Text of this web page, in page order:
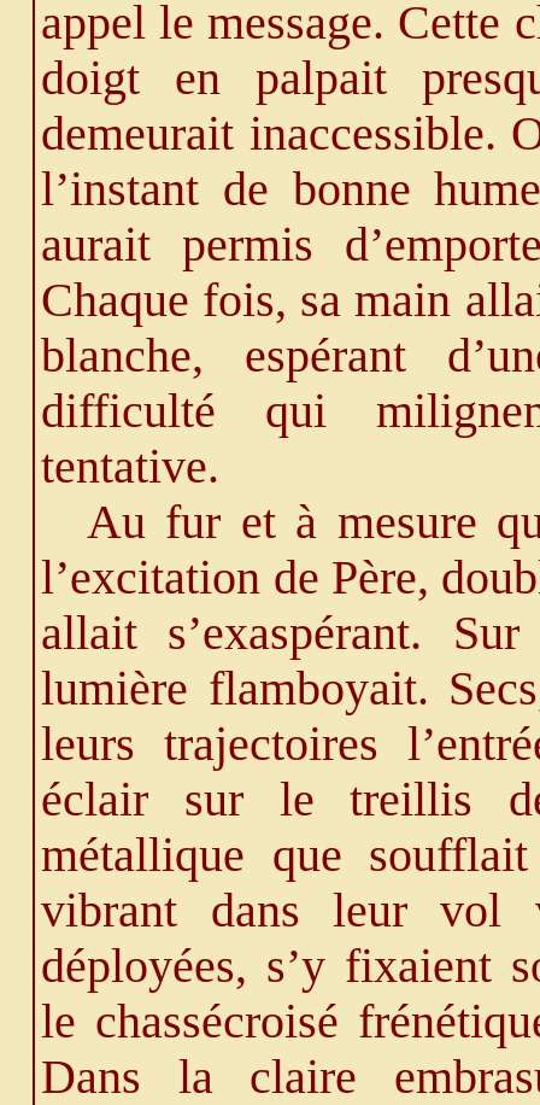
appel le message. Cette
doigt en palpait
demeurait inaccessible.
l’instant de bonne
aurait permis
Chaque fois, sa main
blanche, espérant
difficulté qui
tentative.
Au fur et à mesure
l’excitation de Père,
allait s’exaspérant.
lumière flamboyait.
leurs trajectoires
éclair sur le treillis
métallique que
vibrant dans leur vol
déployées, s’y fixaient
le chassécroisé
Dans la claire